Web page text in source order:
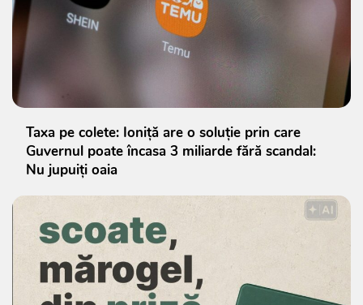
Taxa pe colete: Ioniță are o soluție prin care
Guvernul poate încasa 3 miliarde fără scandal:
Nu jupuiți oaia